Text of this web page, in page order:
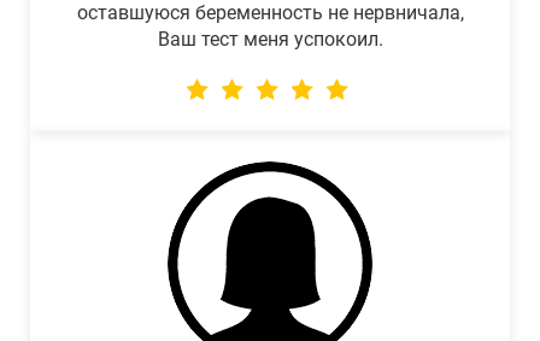
оставшуюся беременность не нервничала,
Ваш тест меня успокоил.